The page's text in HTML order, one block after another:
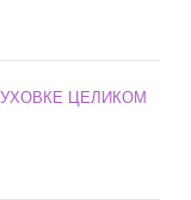
ЦЕЛИКОМ